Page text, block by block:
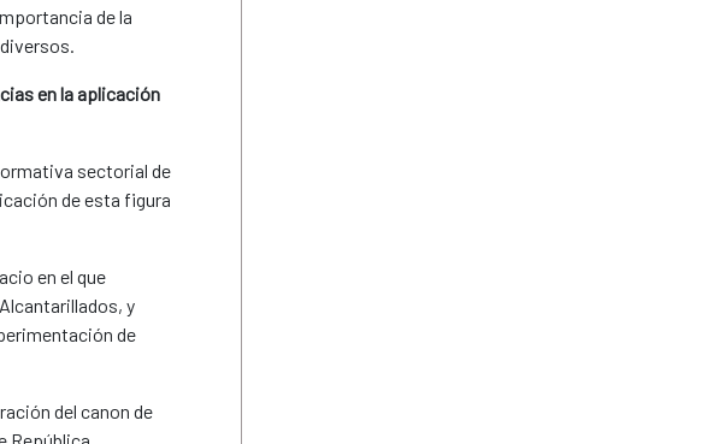
de la
en la aplicación
sectorial de
de esta figura
en el que
y
de
del canon de